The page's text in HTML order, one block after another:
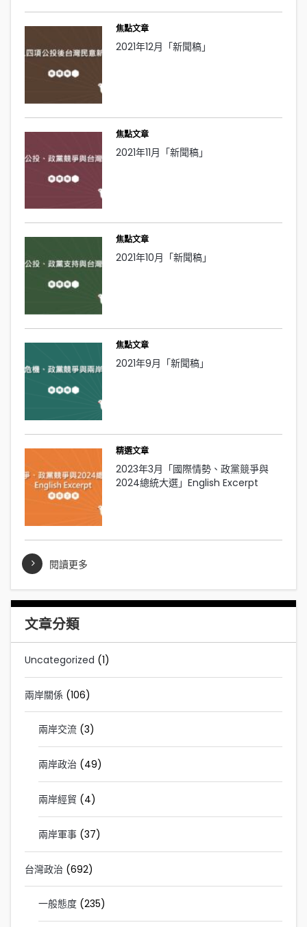
焦點文章
2021年12月「新聞稿」
焦點文章
2021年11月「新聞稿」
焦點文章
2021年10月「新聞稿」
焦點文章
2021年9月「新聞稿」
精選文章
2023年3月「國際情勢、政黨競爭與
2024總統大選」English Excerpt
閱讀更多
文章分類
Uncategorized (1)
兩岸關係 (106)
兩岸交流 (3)
兩岸政治 (49)
兩岸經貿 (4)
兩岸軍事 (37)
台灣政治 (692)
一般態度 (235)